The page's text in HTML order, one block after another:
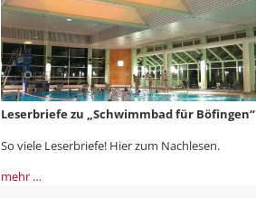
Leserbriefe zu „Schwimmbad für Böfingen“
So viele Leserbriefe! Hier zum Nachlesen.
mehr …